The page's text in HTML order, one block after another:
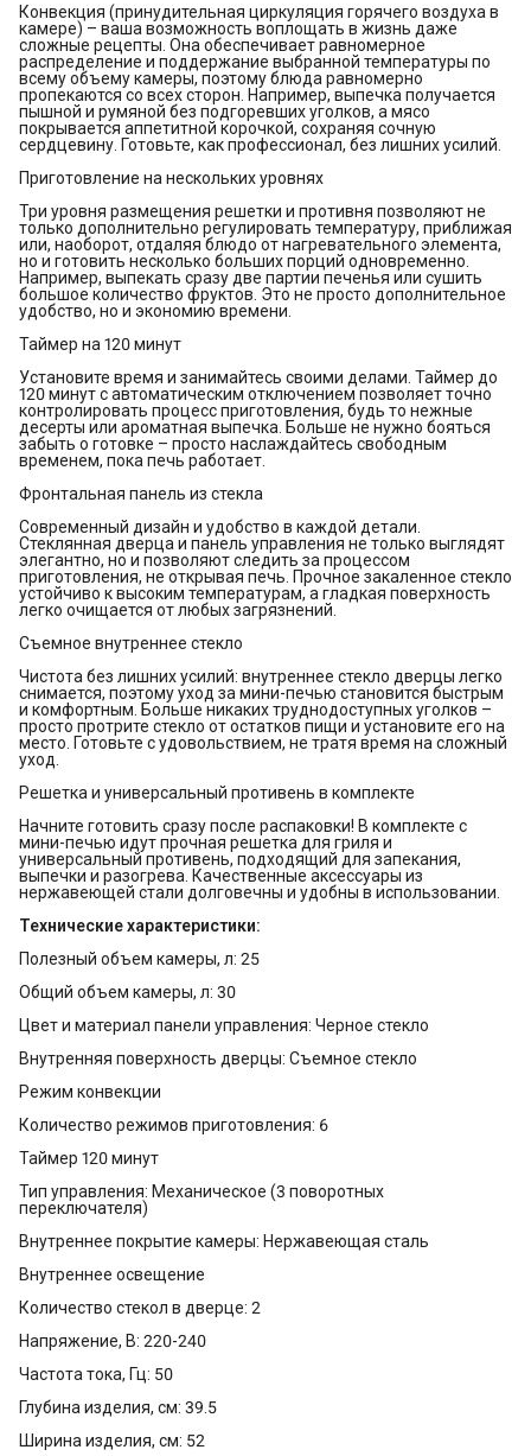
Конвекция (принудительная циркуляция горячего воздуха в
камере) – ваша возможность воплощать в жизнь даже
сложные рецепты. Она обеспечивает равномерное
распределение и поддержание выбранной температуры по
всему объему камеры, поэтому блюда равномерно
пропекаются со всех сторон. Например, выпечка получается
пышной и румяной без подгоревших уголков, а мясо
покрывается аппетитной корочкой, сохраняя сочную
сердцевину. Готовьте, как профессионал, без лишних усилий.
Приготовление на нескольких уровнях
Три уровня размещения решетки и противня позволяют не
только дополнительно регулировать температуру, приближая
или, наоборот, отдаляя блюдо от нагревательного элемента,
но и готовить несколько больших порций одновременно.
Например, выпекать сразу две партии печенья или сушить
большое количество фруктов. Это не просто дополнительное
удобство, но и экономию времени.
Таймер на 120 минут
Установите время и занимайтесь своими делами. Таймер до
120 минут с автоматическим отключением позволяет точно
контролировать процесс приготовления, будь то нежные
десерты или ароматная выпечка. Больше не нужно бояться
забыть о готовке – просто наслаждайтесь свободным
временем, пока печь работает.
Фронтальная панель из стекла
Современный дизайн и удобство в каждой детали.
Стеклянная дверца и панель управления не только выглядят
элегантно, но и позволяют следить за процессом
приготовления, не открывая печь. Прочное закаленное стекло
устойчиво к высоким температурам, а гладкая поверхность
легко очищается от любых загрязнений.
Съемное внутреннее стекло
Чистота без лишних усилий: внутреннее стекло дверцы легко
снимается, поэтому уход за мини-печью становится быстрым
и комфортным. Больше никаких труднодоступных уголков –
просто протрите стекло от остатков пищи и установите его на
место. Готовьте с удовольствием, не тратя время на сложный
уход.
Решетка и универсальный противень в комплекте
Начните готовить сразу после распаковки! В комплекте с
мини-печью идут прочная решетка для гриля и
универсальный противень, подходящий для запекания,
выпечки и разогрева. Качественные аксессуары из
нержавеющей стали долговечны и удобны в использовании.
Технические характеристики:
Полезный объем камеры, л: 25
Общий объем камеры, л: 30
Цвет и материал панели управления: Черное стекло
Внутренняя поверхность дверцы: Съемное стекло
Режим конвекции
Количество режимов приготовления: 6
Таймер 120 минут
Тип управления: Механическое (3 поворотных
переключателя)
Внутреннее покрытие камеры: Нержавеющая сталь
Внутреннее освещение
Количество стекол в дверце: 2
Напряжение, В: 220-240
Частота тока, Гц: 50
Глубина изделия, см: 39.5
Ширина изделия, см: 52